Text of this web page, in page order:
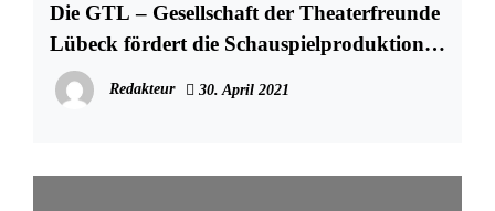
Die GTL – Gesellschaft der Theaterfreunde
Lübeck fördert die Schauspielproduktion
»Ghetto« mit 10.000 Euro
Redakteur 30. April 2021